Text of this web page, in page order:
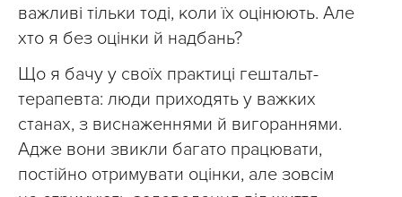
важливі тільки тоді, коли їх оцінюють. Але
хто я без оцінки й надбань?
Що я бачу у своїх практиці гештальт-
терапевта: люди приходять у важких
станах, з виснаженнями й вигораннями.
Адже вони звикли багато працювати,
постійно отримувати оцінки, але зовсім